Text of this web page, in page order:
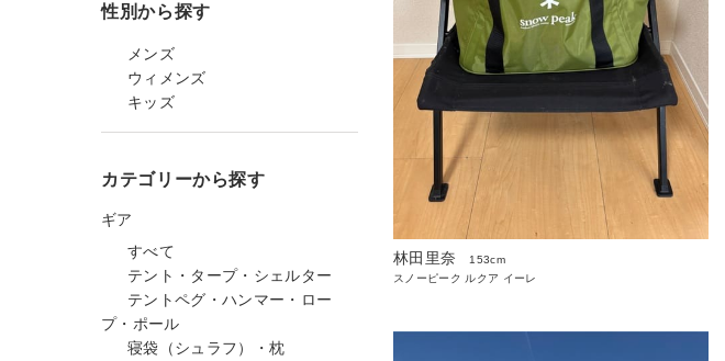
性別から探す
メンズ
ウィメンズ
キッズ
カテゴリーから探す
ギア
すべて
テント・タープ・シェルター
テントペグ・ハンマー・ロー
プ・ポール
寝袋（シュラフ）・枕
林田里奈
153cm
スノーピーク ルクア イーレ